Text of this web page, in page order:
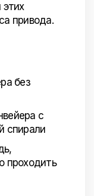
этих
привода.
без
с
спирали
проходить